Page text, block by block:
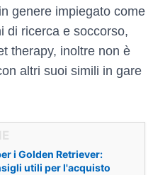
genere impiegato come
di ricerca e soccorso,
therapy, inoltre non è
altri suoi simili in gare
i Golden Retriever:
utili per l'acquisto